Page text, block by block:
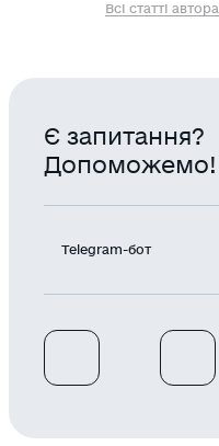
Всі статті автора
Є запитання?
Допоможемо!
Telegram-бот